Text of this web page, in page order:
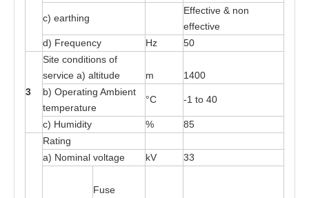
c) earthing
Effective & non
effective
d) Frequency Hz 50
3
Site conditions of
service a) altitude m 1400
b) Operating Ambient
temperature
°C -1 to 40
c) Humidity % 85
Rating
a) Nominal voltage kV 33
Fuse